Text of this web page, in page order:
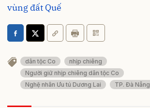
vùng đất Quế
dân tộc Co
nhịp chiêng
Người giữ nhịp chiêng dân tộc Co
Nghệ nhân Ưu tú Dương Lai
TP. Đà Nẵng